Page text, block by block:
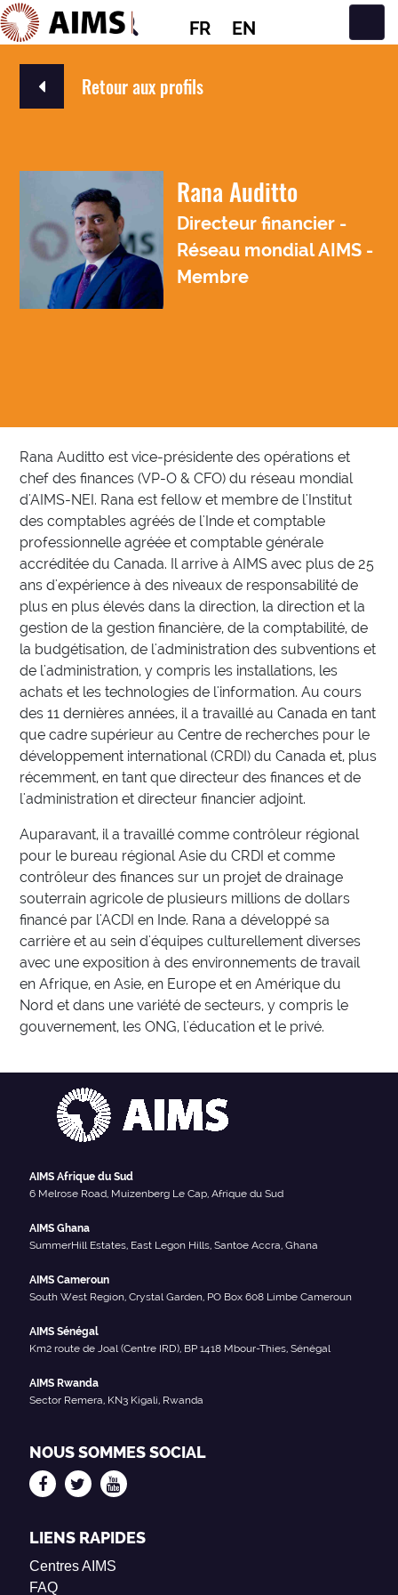
FR EN
Navigation principale
Retour aux profils
Rana Auditto
Directeur financier -
Réseau mondial AIMS -
Membre
Rana Auditto est vice-présidente des opérations et
chef des finances (VP-O & CFO) du réseau mondial
d'AIMS-NEI. Rana est fellow et membre de l'Institut
des comptables agréés de l'Inde et comptable
professionnelle agréée et comptable générale
accréditée du Canada. Il arrive à AIMS avec plus de 25
ans d'expérience à des niveaux de responsabilité de
plus en plus élevés dans la direction, la direction et la
gestion de la gestion financière, de la comptabilité, de
la budgétisation, de l'administration des subventions et
de l'administration, y compris les installations, les
achats et les technologies de l'information. Au cours
des 11 dernières années, il a travaillé au Canada en tant
que cadre supérieur au Centre de recherches pour le
développement international (CRDI) du Canada et, plus
récemment, en tant que directeur des finances et de
l'administration et directeur financier adjoint.
Auparavant, il a travaillé comme contrôleur régional
pour le bureau régional Asie du CRDI et comme
contrôleur des finances sur un projet de drainage
souterrain agricole de plusieurs millions de dollars
financé par l'ACDI en Inde. Rana a développé sa
carrière et au sein d'équipes culturellement diverses
avec une exposition à des environnements de travail
en Afrique, en Asie, en Europe et en Amérique du
Nord et dans une variété de secteurs, y compris le
gouvernement, les ONG, l'éducation et le privé.
AIMS Afrique du Sud
6 Melrose Road, Muizenberg Le Cap, Afrique du Sud
AIMS Ghana
SummerHill Estates, East Legon Hills, Santoe Accra, Ghana
AIMS Cameroun
South West Region, Crystal Garden, PO Box 608 Limbe Cameroun
AIMS Sénégal
Km2 route de Joal (Centre IRD), BP 1418 Mbour-Thies, Sénégal
AIMS Rwanda
Sector Remera, KN3 Kigali, Rwanda
NOUS SOMMES SOCIAL
LIENS RAPIDES
Centres AIMS
FAQ